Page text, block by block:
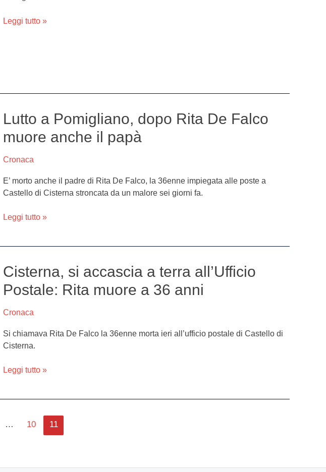
comunale
Leggi tutto »
Lutto a Pomigliano, dopo Rita De Falco
muore anche il papà
Cronaca
E’ morto anche il padre di Rita De Falco, la 36enne impiegata alle poste a
Castello di Cisterna stroncata da un malore sei giorni fa.
Lutto
Pomigliano,
Rita
De
Falco
anche
Leggi tutto »
Cisterna, si accascia a terra all’Ufficio
Postale: Rita muore a 36 anni
Cronaca
Si chiamava Rita De Falco la 36enne morta ieri all’ufficio postale di Castello di
Cisterna.
Cisterna,
accascia
terra
all’Ufficio
Postale:
muore
anni
Leggi tutto »
… 10 11